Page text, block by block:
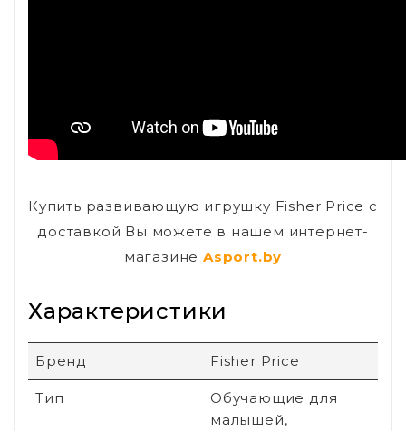
Купить развивающую игрушку Fisher Price с
доставкой Вы можете в нашем интернет-
магазине Asport.by
Характеристики
Бренд Fisher Price
Тип
Обучающие для
малышей,